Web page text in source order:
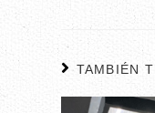
TAMBIÉN